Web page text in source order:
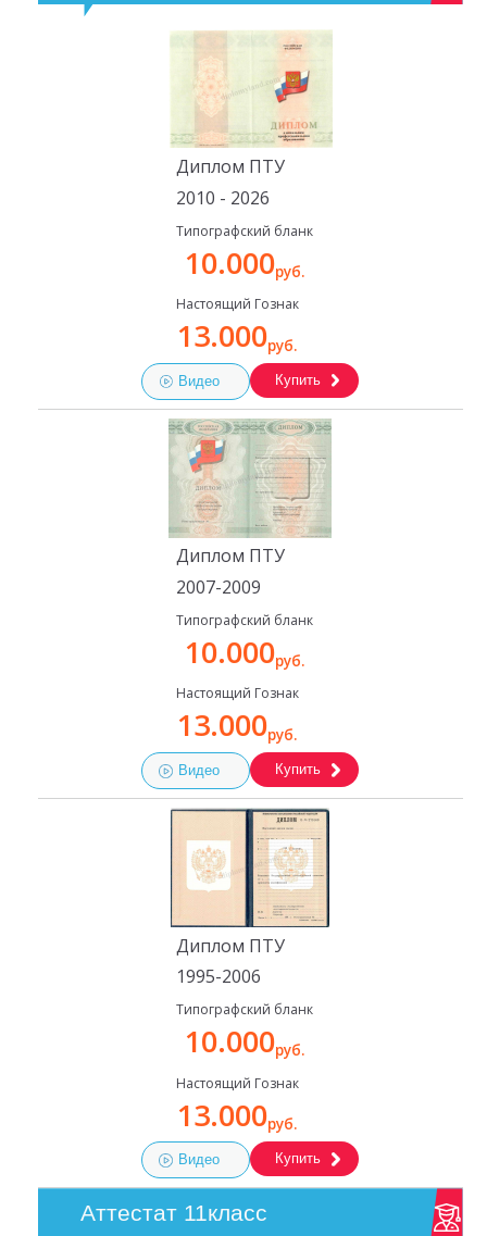
Диплом ПТУ
2010 - 2026
Типографский бланк
10.000руб.
Настоящий Гознак
13.000руб.
Видео Купить
Диплом ПТУ
2007-2009
Типографский бланк
10.000руб.
Настоящий Гознак
13.000руб.
Видео Купить
Диплом ПТУ
1995-2006
Типографский бланк
10.000руб.
Настоящий Гознак
13.000руб.
Видео Купить
Аттестат 11класс